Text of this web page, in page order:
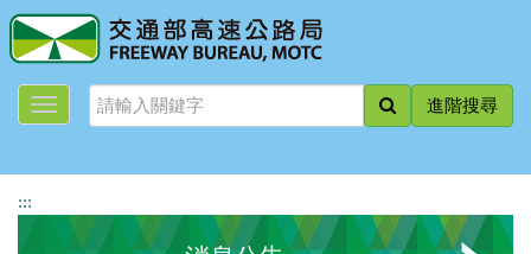
跳
到
主
進階搜尋
:::